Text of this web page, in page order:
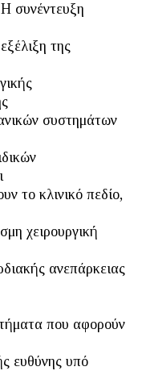
συνέντευξη
της
συστημάτων
το κλινικό πεδίο,
χειρουργική
ανεπάρκειας
που αφορούν
ευθύνης υπό